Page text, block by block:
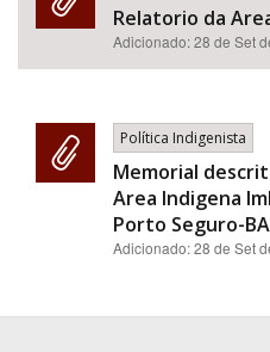
Relatorio da
Adicionado:28 de Set
Política Indigenista
Memorial
Area Indigena
Porto Seguro-
Adicionado:28 de Set